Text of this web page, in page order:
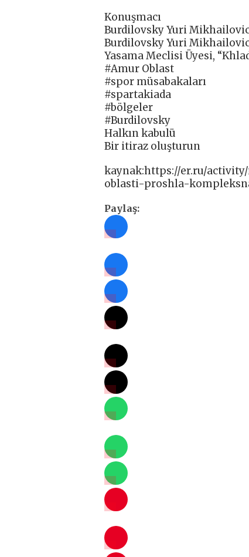
Konuşmacı
Burdilovsky Yuri
Burdilovsky Yuri
Yasama Meclisi Üyesi,
#Amur Oblast
#spor müsabakaları
#spartakiada
#bölgeler
#Burdilovsky
Halkın kabulü
Bir itiraz oluşturun
kaynak:https://er.ru/
oblasti-proshla-
Paylaş: